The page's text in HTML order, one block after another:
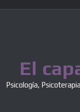
El
Psicología,